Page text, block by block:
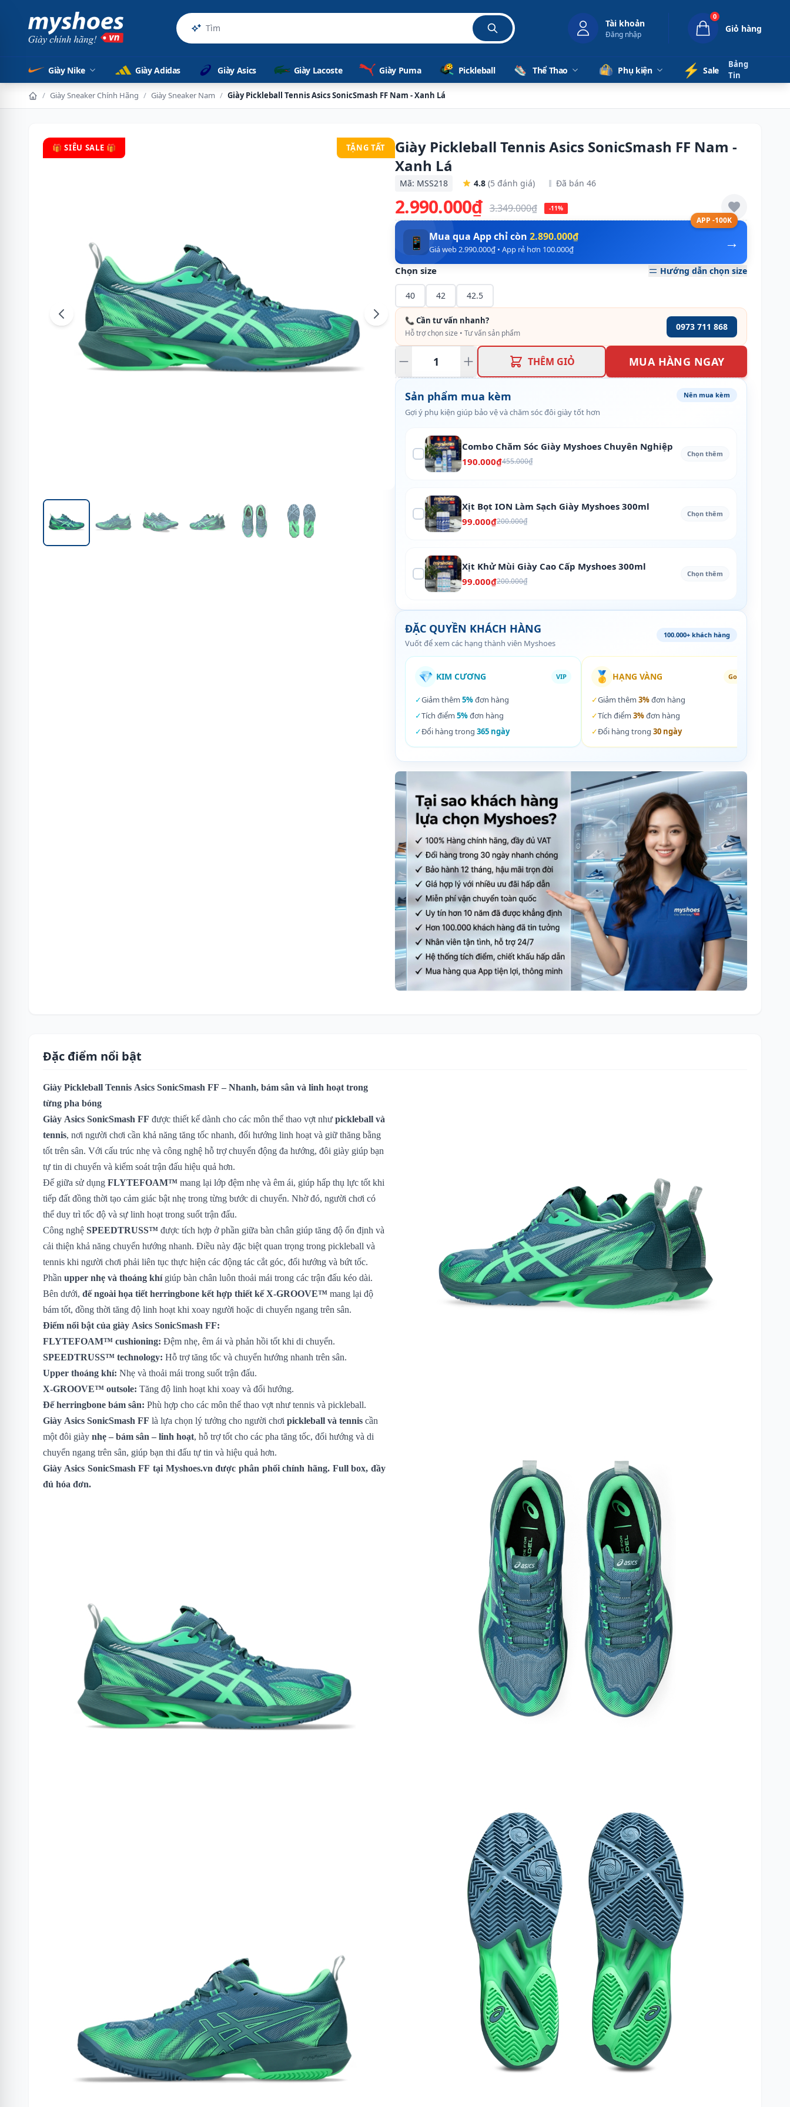
Sản phẩm ch Tài khoản
Đăng nhập
0
Giỏ hàng
Giày Nike Giày Adidas Giày Asics Giày Lacoste Giày Puma Pickleball Thể Thao Phụ kiện ⚡️ Sale
Bảng
Tin
/ Giày Sneaker Chính Hãng / Giày Sneaker Nam / Giày Pickleball Tennis Asics SonicSmash FF Nam - Xanh Lá
🎁 SIÊU SALE 🎁 TẶNG TẤT
Giày Pickleball Tennis Asics SonicSmash FF Nam -
Xanh Lá
Mã: MSS218 4.8 (5 đánh giá) Đã bán 46
2.990.000₫ 3.349.000₫ -11%
APP -100K
→
📱 Mua qua App chỉ còn 2.890.000₫
Giá web 2.990.000₫ • App rẻ hơn 100.000₫
Chọn size Hướng dẫn chọn size
40 42 42.5
📞 Cần tư vấn nhanh?
Hỗ trợ chọn size • Tư vấn sản phẩm
0973 711 868
THÊM GIỎ MUA HÀNG NGAY
Sản phẩm mua kèm
Gợi ý phụ kiện giúp bảo vệ và chăm sóc đôi giày tốt hơn
Nên mua kèm
Combo Chăm Sóc Giày Myshoes Chuyên Nghiệp
190.000₫455.000₫
Chọn thêm
Xịt Bọt ION Làm Sạch Giày Myshoes 300ml
99.000₫200.000₫
Chọn thêm
Xịt Khử Mùi Giày Cao Cấp Myshoes 300ml
99.000₫200.000₫
Chọn thêm
ĐẶC QUYỀN KHÁCH HÀNG
Vuốt để xem các hạng thành viên Myshoes
100.000+ khách hàng
💎 KIM CƯƠNG VIP
✓Giảm thêm 5%đơn hàng
✓Tích điểm 5%đơn hàng
✓Đổi hàng trong 365 ngày
🥇 HẠNG VÀNG Gold
✓Giảm thêm 3%đơn hàng
✓Tích điểm 3%đơn hàng
✓Đổi hàng trong 30 ngày
Đặc điểm nổi bật
Giày Pickleball Tennis Asics SonicSmash FF – Nhanh, bám sân và linh hoạt trong
từng pha bóng
Giày Asics SonicSmash FF được thiết kế dành cho các môn thể thao vợt như pickleball và
tennis, nơi người chơi cần khả năng tăng tốc nhanh, đổi hướng linh hoạt và giữ thăng bằng
tốt trên sân. Với cấu trúc nhẹ và công nghệ hỗ trợ chuyển động đa hướng, đôi giày giúp bạn
tự tin di chuyển và kiểm soát trận đấu hiệu quả hơn.
Đế giữa sử dụng FLYTEFOAM™ mang lại lớp đệm nhẹ và êm ái, giúp hấp thụ lực tốt khi
tiếp đất đồng thời tạo cảm giác bật nhẹ trong từng bước di chuyển. Nhờ đó, người chơi có
thể duy trì tốc độ và sự linh hoạt trong suốt trận đấu.
Công nghệ SPEEDTRUSS™ được tích hợp ở phần giữa bàn chân giúp tăng độ ổn định và
cải thiện khả năng chuyển hướng nhanh. Điều này đặc biệt quan trọng trong pickleball và
tennis khi người chơi phải liên tục thực hiện các động tác cắt góc, đổi hướng và bứt tốc.
Phần upper nhẹ và thoáng khígiúp bàn chân luôn thoải mái trong các trận đấu kéo dài.
Bên dưới, đế ngoài họa tiết herringbone kết hợp thiết kế X-GROOVE™ mang lại độ
bám tốt, đồng thời tăng độ linh hoạt khi xoay người hoặc di chuyển ngang trên sân.
Điểm nổi bật của giày Asics SonicSmash FF:
FLYTEFOAM™ cushioning: Đệm nhẹ, êm ái và phản hồi tốt khi di chuyển.
SPEEDTRUSS™ technology: Hỗ trợ tăng tốc và chuyển hướng nhanh trên sân.
Upper thoáng khí: Nhẹ và thoải mái trong suốt trận đấu.
X-GROOVE™ outsole: Tăng độ linh hoạt khi xoay và đổi hướng.
Đế herringbone bám sân: Phù hợp cho các môn thể thao vợt như tennis và pickleball.
Giày Asics SonicSmash FF là lựa chọn lý tưởng cho người chơi pickleball và tennis cần
một đôi giày nhẹ – bám sân – linh hoạt, hỗ trợ tốt cho các pha tăng tốc, đổi hướng và di
chuyển ngang trên sân, giúp bạn thi đấu tự tin và hiệu quả hơn.
Giày Asics SonicSmash FF tại Myshoes.vn được phân phối chính hãng. Full box, đầy
đủ hóa đơn.